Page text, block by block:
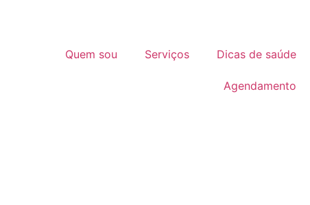
Quem sou
Serviços Dicas de saúde
Agendamento